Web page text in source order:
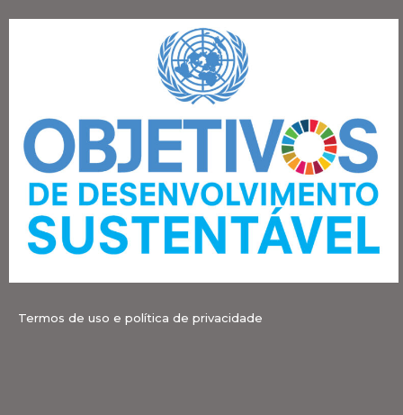
Termos de uso e política de privacidade